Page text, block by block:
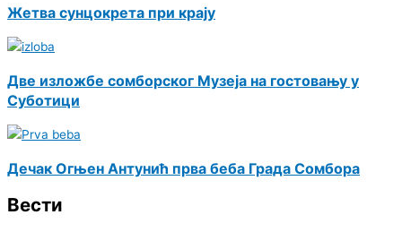
Жетва сунцокрета при крају
Две изложбе сомборског Музеја на гостовању у
Суботици
Дечак Огњен Антунић прва беба Града Сомбора
Вести